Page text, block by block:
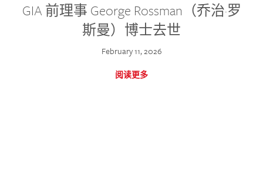
GIA 前理事 George Rossman（乔治·罗
斯曼）博士去世
February 11, 2026
阅读更多